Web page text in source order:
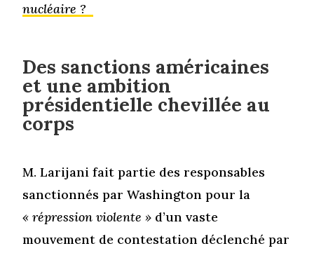
nucléaire ?
Des sanctions américaines
et une ambition
présidentielle chevillée au
corps
M. Larijani fait partie des responsables
sanctionnés par Washington pour la
« répression violente » d’un vaste
mouvement de contestation déclenché par